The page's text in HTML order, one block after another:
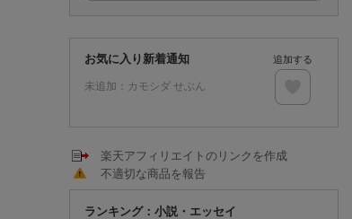
お気に入り新着通知
未追加： カモシダ せぶん
追加する
楽天アフィリエイトのリンクを作成
不適切な商品を報告
ランキング：小説・エッセイ